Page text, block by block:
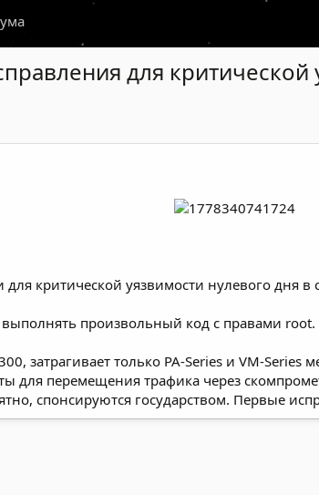
для критической
критической уязвимости нулевого дня в
произвольный код с правами root.
затрагивает только PA-Series и VM-
для перемещения трафика через
спонсируются государством. Первые